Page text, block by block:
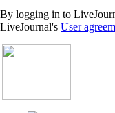
By logging in to
LiveJournal's User